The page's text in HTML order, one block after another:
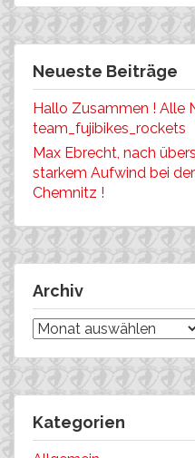
Neueste Beiträge
Hallo Zusammen ! Alle
team_fujibikes_rockets
Max Ebrecht, nach
starkem Aufwind bei
Chemnitz !
Archiv
Archiv
Kategorien